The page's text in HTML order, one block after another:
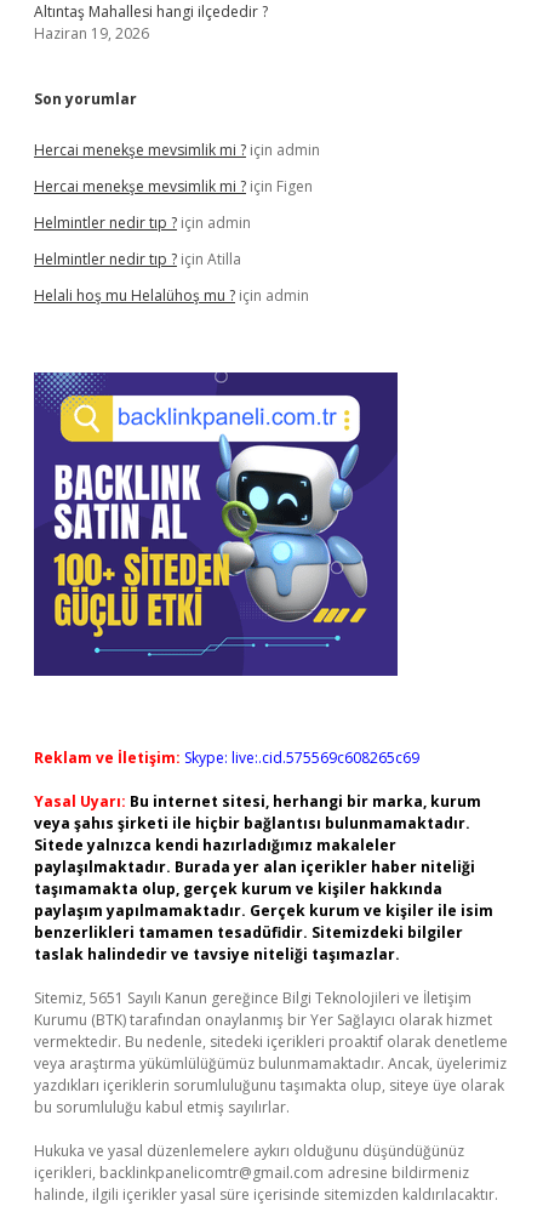
Altıntaş Mahallesi hangi ilçededir ?
Haziran 19, 2026
Son yorumlar
Hercai menekşe mevsimlik mi ? için admin
Hercai menekşe mevsimlik mi ? için Figen
Helmintler nedir tıp ? için admin
Helmintler nedir tıp ? için Atilla
Helali hoş mu Helalühoş mu ? için admin
Reklam ve İletişim: Skype: live:.cid.575569c608265c69
Yasal Uyarı: Bu internet sitesi, herhangi bir marka, kurum
veya şahıs şirketi ile hiçbir bağlantısı bulunmamaktadır.
Sitede yalnızca kendi hazırladığımız makaleler
paylaşılmaktadır. Burada yer alan içerikler haber niteliği
taşımamakta olup, gerçek kurum ve kişiler hakkında
paylaşım yapılmamaktadır. Gerçek kurum ve kişiler ile isim
benzerlikleri tamamen tesadüfidir. Sitemizdeki bilgiler
taslak halindedir ve tavsiye niteliği taşımazlar.
Sitemiz, 5651 Sayılı Kanun gereğince Bilgi Teknolojileri ve İletişim
Kurumu (BTK) tarafından onaylanmış bir Yer Sağlayıcı olarak hizmet
vermektedir. Bu nedenle, sitedeki içerikleri proaktif olarak denetleme
veya araştırma yükümlülüğümüz bulunmamaktadır. Ancak, üyelerimiz
yazdıkları içeriklerin sorumluluğunu taşımakta olup, siteye üye olarak
bu sorumluluğu kabul etmiş sayılırlar.
Hukuka ve yasal düzenlemelere aykırı olduğunu düşündüğünüz
içerikleri, backlinkpanelicomtr@gmail.com adresine bildirmeniz
halinde, ilgili içerikler yasal süre içerisinde sitemizden kaldırılacaktır.